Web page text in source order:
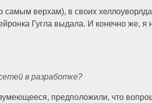
верхам), в своих
Гугла выдала. И конечно же, я
в разработке?
предположили, что